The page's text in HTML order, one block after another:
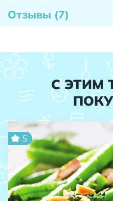
Отзывы (7)
С ЭТИМ
5